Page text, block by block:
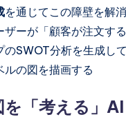
を通じてこの障壁を解
ザーが「顧客が注文す
のSWOT分析を生成
ルの図を描画する
を「考える」AI